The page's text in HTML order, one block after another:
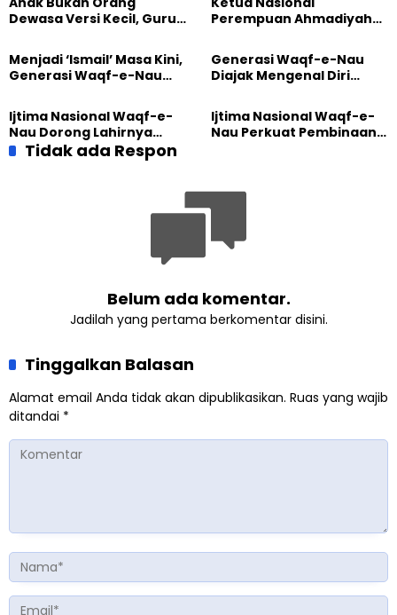
Dewasa Versi Kecil, Guru
Pendidikan BERLIAN
Perempuan Ahmadiyah
Besar Universitas
Terbuka
Menjadi ‘Ismail’ Masa Kini,
Generasi Waqf-e-Nau
Pengabdian
Generasi Waqf-e-Nau
Diajak Mengenal Diri
Dunia
Ijtima Nasional Waqf-e-
Nau Dorong Lahirnya
Generasi Pengkhidmat
Ijtima Nasional Waqf-e-
Nau Perkuat Pembinaan
Tidak ada Respon
Belum ada komentar.
Jadilah yang pertama berkomentar disini.
Tinggalkan Balasan
Alamat email Anda tidak akan dipublikasikan. Ruas yang wajib
ditandai *